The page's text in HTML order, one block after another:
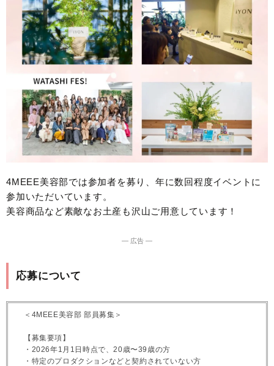
4MEEE美容部では参加者を募り、年に数回程度イベントに
参加いただいています。
美容商品など素敵なお土産も沢山ご用意しています！
― 広告 ―
応募について
＜4MEEE美容部 部員募集＞
【募集要項】
・2026年1月1日時点で、20歳〜39歳の方
・特定のプロダクションなどと契約されていない方